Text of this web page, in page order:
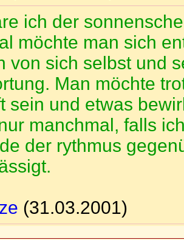
ich der
möchte man sich
von sich selbst und
Man möchte
sein und etwas
manchmal, falls
der rythmus
(31.03.2001)